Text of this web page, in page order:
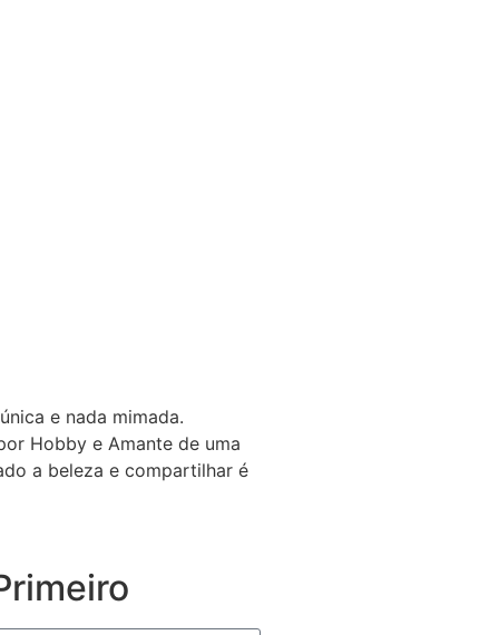
e nada mimada.
Hobby e Amante de uma
a beleza e compartilhar é